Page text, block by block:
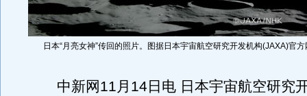
日本“月亮女神”传回的照片。图据日本宇宙航空研究开发机构(JAXA)官方
中新网11月14日电 日本宇宙航空研究